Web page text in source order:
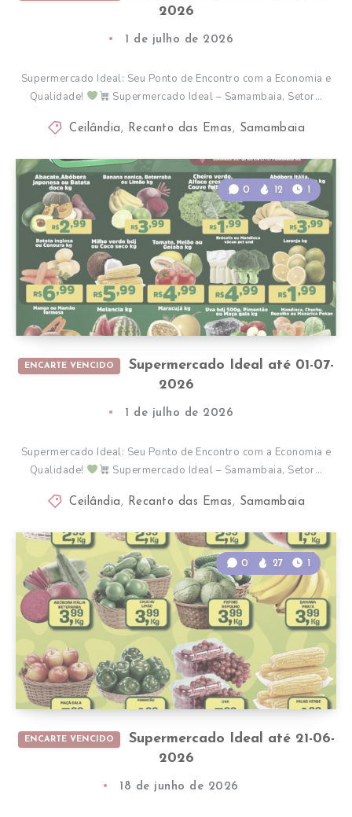
2026
1 de julho de 2026
Supermercado Ideal: Seu Ponto de Encontro com a Economia e
Qualidade!
Supermercado Ideal – Samambaia, Setor…
Ceilândia , Recanto das Emas , Samambaia
ENCARTE VENCIDO
Supermercado Ideal até 01-07-
2026
0 12 1
1 de julho de 2026
Supermercado Ideal: Seu Ponto de Encontro com a Economia e
Qualidade!
Supermercado Ideal – Samambaia, Setor…
Ceilândia , Recanto das Emas , Samambaia
ENCARTE VENCIDO
Supermercado Ideal até 21-06-
2026
0 27 1
18 de junho de 2026